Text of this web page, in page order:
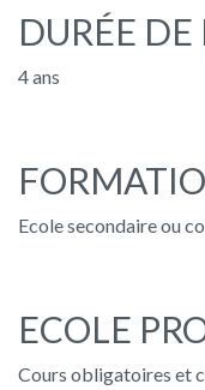
DURÉE
4 ans
Ecole secondaire ou
ECOLE
Cours obligatoires et